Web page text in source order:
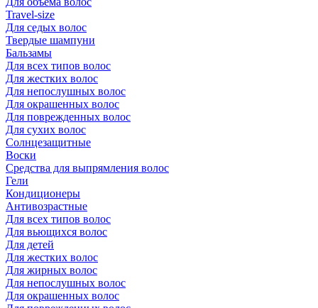
Travel-size
Для седых волос
Твердые шампуни
Бальзамы
Для всех типов волос
Для жестких волос
Для непослушных волос
Для окрашенных волос
Для поврежденных волос
Для сухих волос
Солнцезащитные
Воски
Средства для выпрямления волос
Гели
Кондиционеры
Антивозрастные
Для всех типов волос
Для вьющихся волос
Для детей
Для жестких волос
Для жирных волос
Для непослушных волос
Для окрашенных волос